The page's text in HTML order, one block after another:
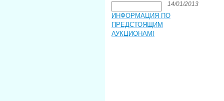
14/01/2013
ИНФОРМАЦИЯ ПО
ПРЕДСТОЯЩИМ
АУКЦИОНАМ!